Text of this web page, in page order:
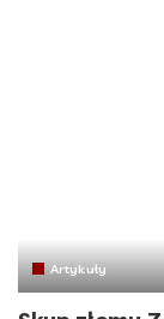
Artykuły